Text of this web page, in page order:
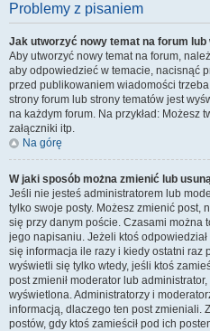
Problemy z pisaniem
Jak utworzyć nowy temat na forum lub
Aby utworzyć nowy temat na forum,
aby odpowiedzieć w temacie, nacisnąć
przed publikowaniem wiadomości
strony forum lub strony tematów jest
na każdym forum. Na przykład: Możesz
załączniki itp.
Na górę
W jaki sposób można zmienić lub
Jeśli nie jesteś administratorem lub
tylko swoje posty. Możesz zmienić post,
się przy danym poście. Czasami można
jego napisaniu. Jeżeli ktoś
się informacja ile razy i kiedy ostatni raz
wyświetli się tylko wtedy, jeśli ktoś
post zmienił moderator lub
wyświetlona. Administratorzy i
informacją, dlaczego ten post zmieniali.
postów, gdy ktoś zamieścił pod ich